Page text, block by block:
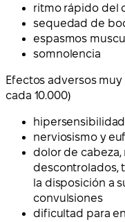
ritmo rápido del
sequedad de
espasmos
somnolencia
Efectos adversos
cada 10.000)
nerviosismo y
dolor de
descontrolados,
la disposición a
convulsiones
dificultad para